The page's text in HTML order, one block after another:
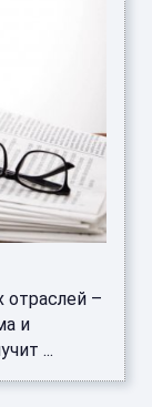
отраслей –
и
...